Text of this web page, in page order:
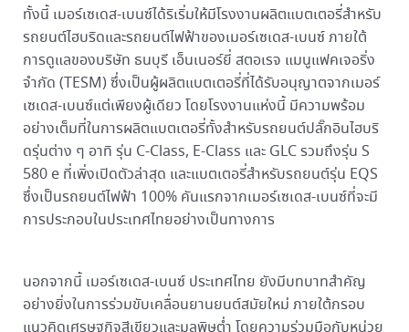
ทั้งนี้ เมอร์เซเดส-เบนซ์ได้ริเริ่มให้มีโรงงานผลิตแบตเตอรี่สำหรับ
รถยนต์ไฮบริดและรถยนต์ไฟฟ้าของเมอร์เซเดส-เบนซ์ ภายใต้
การดูแลของบริษัท ธนบุรี เอ็นเนอร์ยี่ สตอเรจ แมนูแฟคเจอริ่ง
จำกัด (TESM) ซึ่งเป็นผู้ผลิตแบตเตอรี่ที่ได้รับอนุญาตจากเมอร์
เซเดส-เบนซ์แต่เพียงผู้เดียว โดยโรงงานแห่งนี้ มีความพร้อม
อย่างเต็มที่ในการผลิตแบตเตอรี่ทั้งสำหรับรถยนต์ปลั๊กอินไฮบริ
ดรุ่นต่าง ๆ อาทิ รุ่น C-Class, E-Class และ GLC รวมถึงรุ่น S
580 e ที่เพิ่งเปิดตัวล่าสุด และแบตเตอรี่สำหรับรถยนต์รุ่น EQS
ซึ่งเป็นรถยนต์ไฟฟ้า 100% คันแรกจากเมอร์เซเดส-เบนซ์ที่จะมี
การประกอบในประเทศไทยอย่างเป็นทางการ
นอกจากนี้ เมอร์เซเดส-เบนซ์ ประเทศไทย ยังมีบทบาทสำคัญ
อย่างยิ่งในการร่วมขับเคลื่อนยานยนต์สมัยใหม่ ภายใต้กรอบ
แนวคิดเศรษฐกิจสีเขียวและมลพิษต่ำ โดยความร่วมมือกับหน่วย